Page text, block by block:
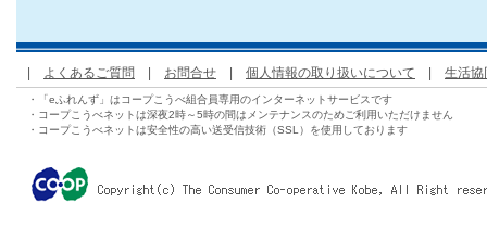
| よくあるご質問 | お問合せ | 個人情報の取り扱いについて | 生活協
・「eふれんず」はコープこうべ組合員専用のインターネットサービスです
・コープこうべネットは深夜2時～5時の間はメンテナンスのためご利用いただけません
・コープこうべネットは安全性の高い送受信技術（SSL）を使用しております